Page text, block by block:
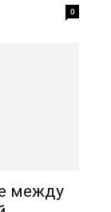
0
между